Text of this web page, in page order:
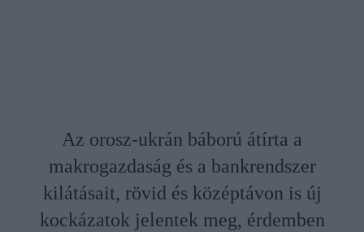
Az orosz-ukrán báború átírta a
makrogazdaság és a bankrendszer
kilátásait, rövid és középtávon is új
kockázatok jelentek meg, érdemben